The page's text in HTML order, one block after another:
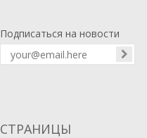
Подписаться на новости
СТРАНИЦЫ